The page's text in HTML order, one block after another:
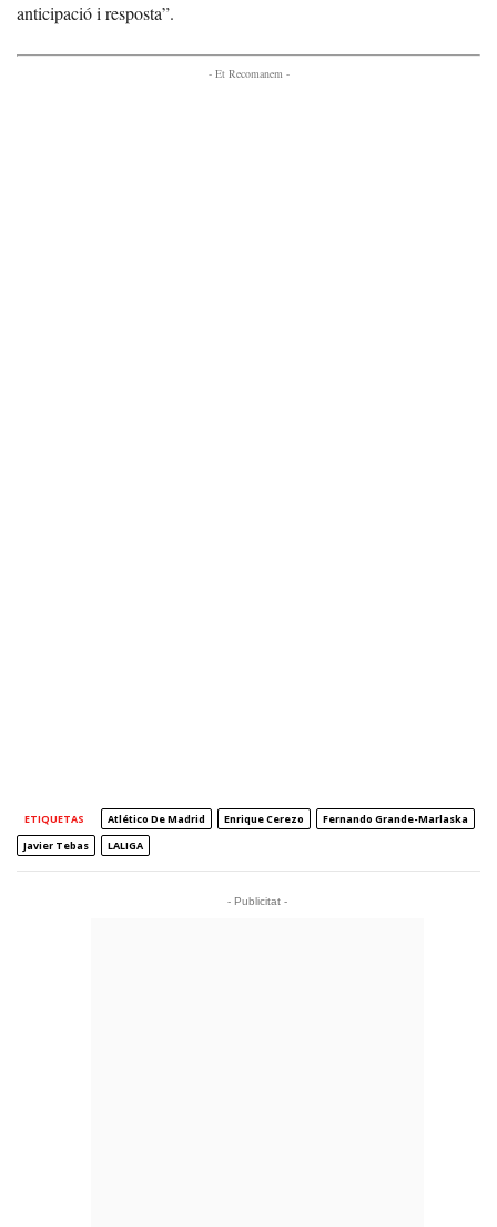
anticipació i resposta”.
- Et Recomanem -
ETIQUETAS Atlético De Madrid Enrique Cerezo
Fernando Grande-Marlaska
Javier Tebas
LALIGA
- Publicitat -